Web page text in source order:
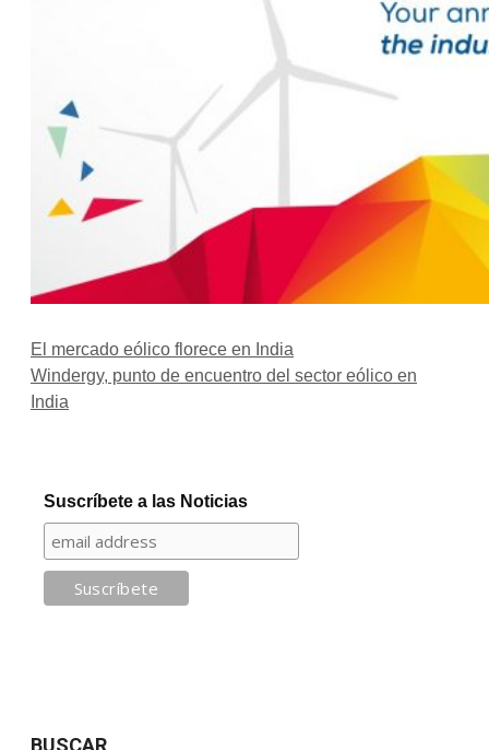
El mercado eólico florece en India
Windergy, punto de encuentro del sector eólico en
India
Suscríbete a las Noticias